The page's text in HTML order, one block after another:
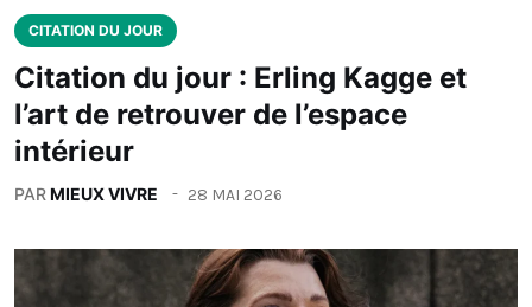
CITATION DU JOUR
Citation du jour : Erling Kagge et
l’art de retrouver de l’espace
intérieur
PARMIEUX VIVRE 28 MAI 2026